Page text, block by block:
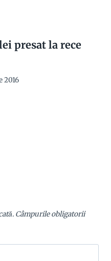
presat la rece
2016
Câmpurile obligatorii